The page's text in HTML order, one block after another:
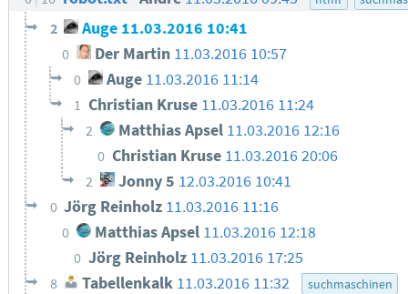
2 Auge 11.03.2016 10:41
0 Der Martin 11.03.2016 10:57
0 Auge 11.03.2016 11:14
1 Christian Kruse 11.03.2016 11:24
2 Matthias Apsel 11.03.2016 12:16
0 Christian Kruse 11.03.2016 20:06
2 Jonny 5 12.03.2016 10:41
0 Jörg Reinholz 11.03.2016 11:16
0 Matthias Apsel 11.03.2016 12:18
0 Jörg Reinholz 11.03.2016 17:25
8 Tabellenkalk 11.03.2016 11:32 suchmaschinen